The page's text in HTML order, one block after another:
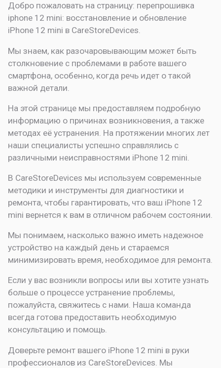
Добро пожаловать на страницу: перепрошивка
iphone 12 mini: восстановление и обновление
iPhone 12 mini в CareStoreDevices.
Мы знаем, как разочаровывающим может быть
столкновение с проблемами в работе вашего
смартфона, особенно, когда речь идет о такой
важной детали.
На этой странице мы предоставляем подробную
информацию о причинах возникновения, а также
методах её устранения. На протяжении многих лет
наши специалисты успешно справлялись с
различными неисправностями iPhone 12 mini.
В CareStoreDevices мы используем современные
методики и инструменты для диагностики и
ремонта, чтобы гарантировать, что ваш iPhone 12
mini вернется к вам в отличном рабочем состоянии.
Мы понимаем, насколько важно иметь надежное
устройство на каждый день и стараемся
минимизировать время, необходимое для ремонта.
Если у вас возникли вопросы или вы хотите узнать
больше о процессе устранение проблемы,
пожалуйста, свяжитесь с нами. Наша команда
всегда готова предоставить необходимую
консультацию и помощь.
Доверьте ремонт вашего iPhone 12 mini в руки
профессионалов из CareStoreDevices. Мы